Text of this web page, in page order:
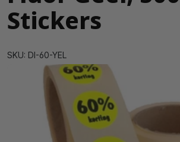
Stickers
SKU: DI-60-YEL